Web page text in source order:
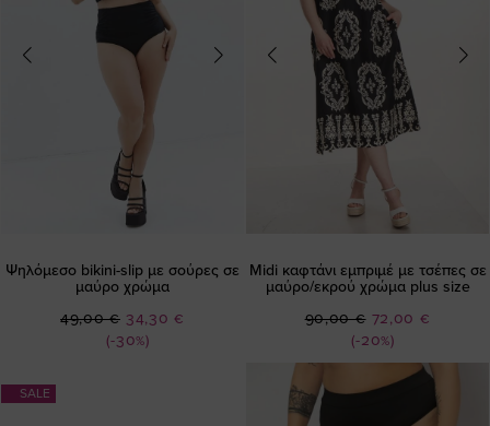
Ψηλόμεσο bikini-slip με σούρες σε
μαύρο χρώμα
(-30%)
Ειδική
Τιμή
34,30 €
49,00 €
Midi καφτάνι εμπριμέ με τσέπες σε
μαύρο/εκρού χρώμα plus size
(-20%)
Ειδική
Τιμή
72,00 €
90,00 €
SALE